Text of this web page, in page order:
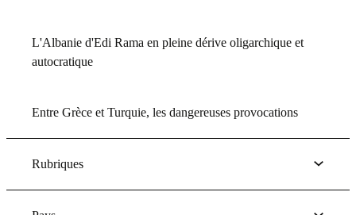
L'Albanie d'Edi Rama en pleine dérive oligarchique et
autocratique
Entre Grèce et Turquie, les dangereuses provocations
Rubriques